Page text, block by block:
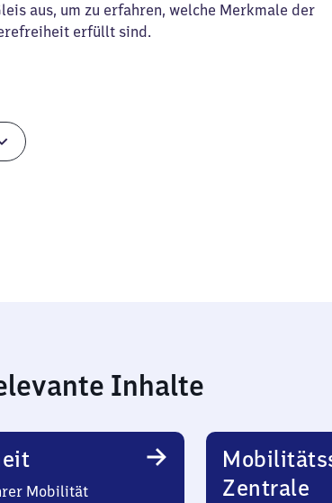
aus, um zu erfahren, welche Merkmale der
erfüllt sind.
Inhalte
Mobilität
Zentrale